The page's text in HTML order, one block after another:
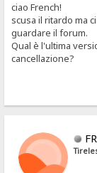
ciao French!
scusa il ritardo ma
guardare il forum.
Qual è l'ultima
cancellazione?